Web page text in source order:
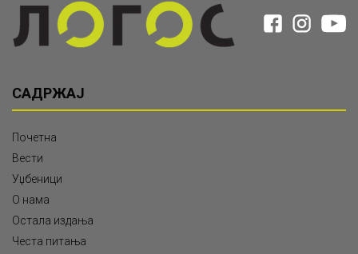
САДРЖАЈ
Почетна
Вести
Уџбеници
О нама
Остала издања
Честа питања